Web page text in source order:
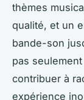
thèmes
qualité, et un
bande-son
pas
contribuer à
expérience